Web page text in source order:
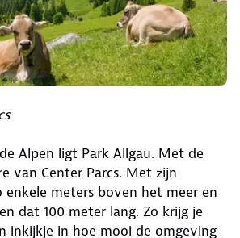
Alpen ligt Park Allgau. Met de
van Center Parcs. Met zijn
meters boven het meer en
dat 100 meter lang. Zo krijg je
inkijkje in hoe mooi de omgeving